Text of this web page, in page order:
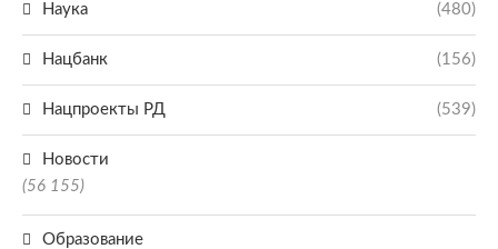
Наука (480)
Нацбанк (156)
Нацпроекты РД (539)
Новости
(56 155)
Образование